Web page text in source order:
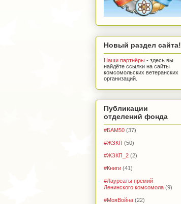
Новый раздел сайта!
Наши партнёры - здесь вы
найдёте ссылки на сайты
комсомольских ветеранских
организаций.
Публикации
отделений фонда
#БАМ50 (37)
#ЖЗКП (50)
#ЖЗКП_2 (2)
#Книги (41)
#Лауреаты премий
Ленинского комсомола (9)
#МояВойна (22)